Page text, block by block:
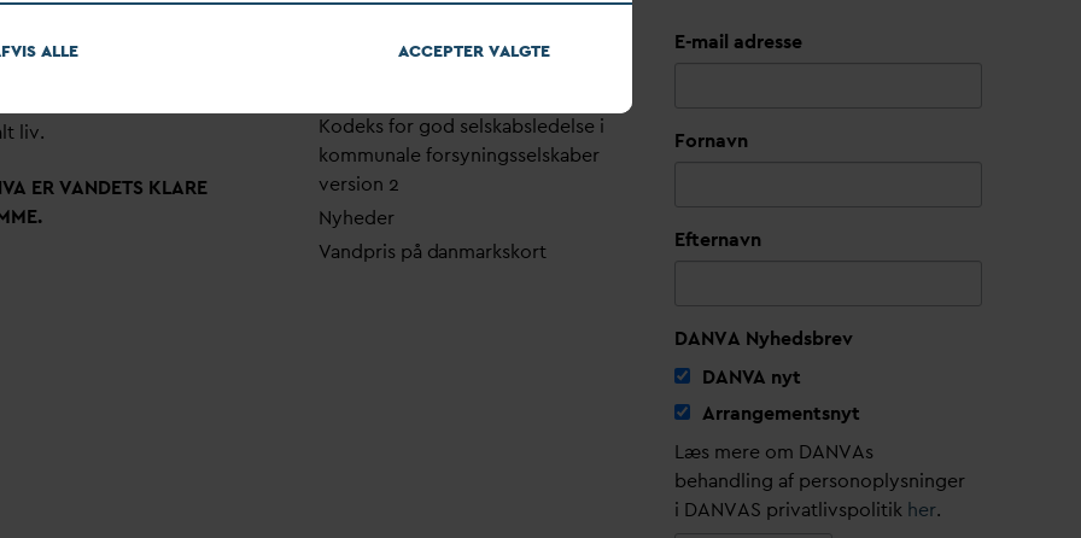
taler
liv.
VA ERVANDETS KLARE
Arrangementer
Kodeks for god selskabsledelse i
kommunale forsyningsselskaber
version 2
Nyheder
Vandpris på danmarkskort
E-mail adresse
Fornavn
Efternavn
DANVA Nyhedsbrev
DANVA nyt
Arrangementsnyt
Læs mere om DANVAs
behandling af personoplysninger
i DANVAS privatlivspolitik her.
ALLE ACCEPTERVALGTE